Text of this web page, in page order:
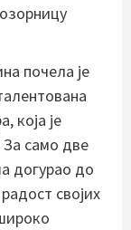
почела је
која је
само две
догурао до
својих